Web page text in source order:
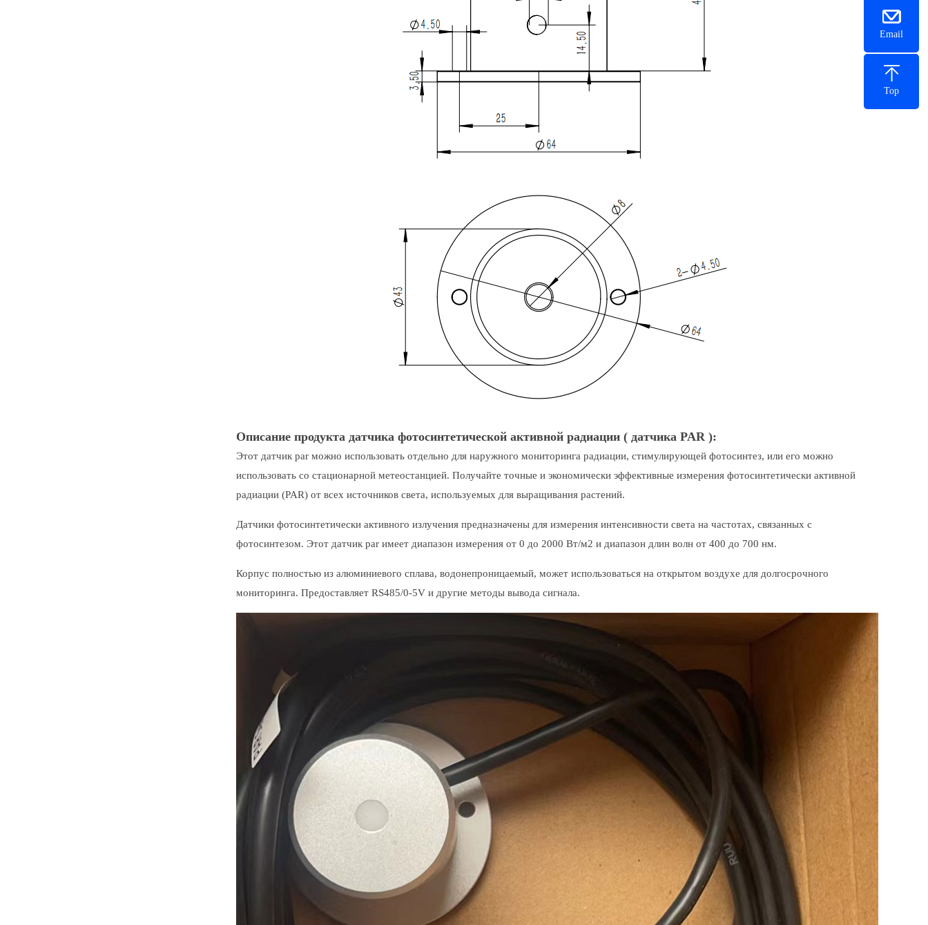
Описание продукта датчика фотосинтетической активной радиации ( датчика PAR ):
Этот датчик par можно использовать отдельно для наружного мониторинга радиации, стимулирующей фотосинтез, или его можно
использовать со стационарной метеостанцией. Получайте точные и экономически эффективные измерения фотосинтетически активной
радиации (PAR) от всех источников света, используемых для выращивания растений.
Датчики фотосинтетически активного излучения предназначены для измерения интенсивности света на частотах, связанных с
фотосинтезом. Этот датчик par имеет диапазон измерения от 0 до 2000 Вт/м2 и диапазон длин волн от 400 до 700 нм.
Корпус полностью из алюминиевого сплава, водонепроницаемый, может использоваться на открытом воздухе для долгосрочного
мониторинга. Предоставляет RS485/0-5V и другие методы вывода сигнала.
Email
Тоp